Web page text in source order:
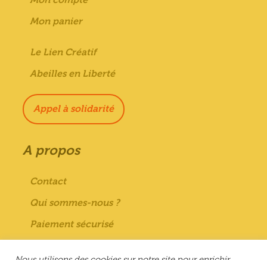
Mon panier
Le Lien Créatif
Abeilles en Liberté
Appel à solidarité
A propos
Contact
Qui sommes-nous ?
Paiement sécurisé